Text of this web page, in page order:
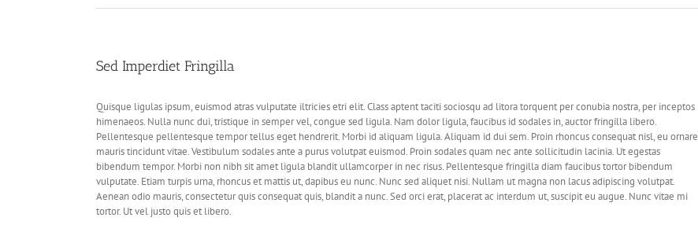
Sed Imperdiet Fringilla
Quisque ligulas ipsum, euismod atras vulputate iltricies etri elit. Class aptent taciti sociosqu ad litora torquent per conubia nostra, per inceptos
himenaeos. Nulla nunc dui, tristique in semper vel, congue sed ligula. Nam dolor ligula, faucibus id sodales in, auctor fringilla libero.
Pellentesque pellentesque tempor tellus eget hendrerit. Morbi id aliquam ligula. Aliquam id dui sem. Proin rhoncus consequat nisl, eu ornare
mauris tincidunt vitae. Vestibulum sodales ante a purus volutpat euismod. Proin sodales quam nec ante sollicitudin lacinia. Ut egestas
bibendum tempor. Morbi non nibh sit amet ligula blandit ullamcorper in nec risus. Pellentesque fringilla diam faucibus tortor bibendum
vulputate. Etiam turpis urna, rhoncus et mattis ut, dapibus eu nunc. Nunc sed aliquet nisi. Nullam ut magna non lacus adipiscing volutpat.
Aenean odio mauris, consectetur quis consequat quis, blandit a nunc. Sed orci erat, placerat ac interdum ut, suscipit eu augue. Nunc vitae mi
tortor. Ut vel justo quis et libero.